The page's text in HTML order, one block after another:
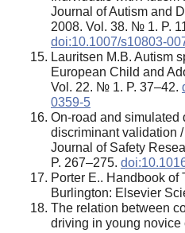
Journal of Autism and
2008. Vol. 38. № 1. P.
doi:10.1007/s10803-
Lauritsen M.B. Autism
European Child and
Vol. 22. № 1. P. 37–42.
0359-5
On-road and simulated
discriminant validation
Journal of Safety
P. 267–275.
Porter E.. Handbook of
Burlington: Elsevier
The relation between
driving in young novice